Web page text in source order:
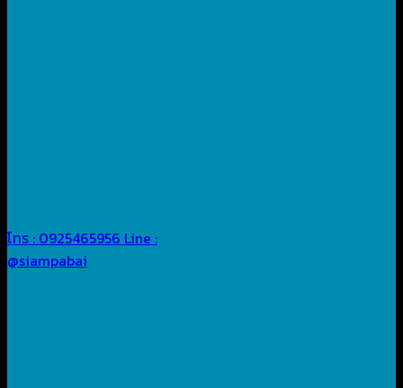
โทร : 0925465956 Line :
@siampabai